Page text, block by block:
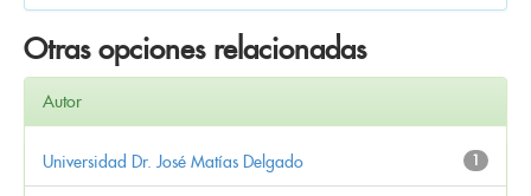
Otras opciones relacionadas
Autor
1
Universidad Dr. José Matías Delgado